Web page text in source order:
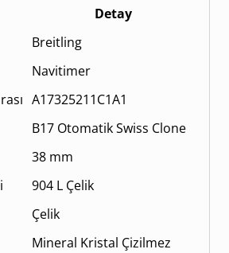
Detay
Breitling
Navitimer
A17325211C1A1
B17 Otomatik Swiss Clone
38 mm
904 L Çelik
Çelik
Mineral Kristal Çizilmez